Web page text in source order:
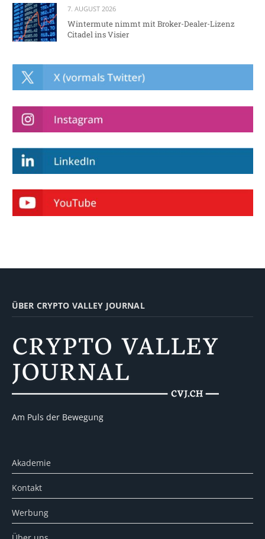
7. AUGUST 2026
Wintermute nimmt mit Broker-Dealer-Lizenz
Citadel ins Visier
ÜBER CRYPTO VALLEY JOURNAL
Am Puls der Bewegung
Akademie
Kontakt
Werbung